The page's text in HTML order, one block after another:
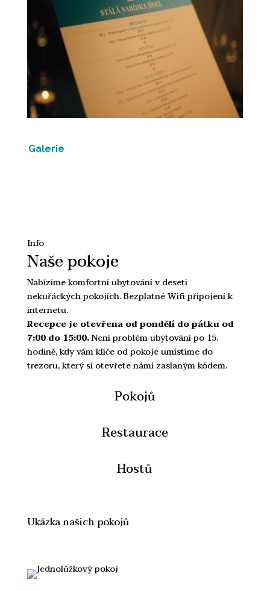
Galerie
Info
Naše pokoje
Nabízíme komfortní ubytování v deseti
nekuřáckých pokojích. Bezplatné Wifi připojení k
internetu.
Recepce je otevřena od pondělí do pátku od
7:00 do 15:00.Není problém ubytování po 15.
hodině, kdy vám klíče od pokoje umístíme do
trezoru, který si otevřete námi zaslaným kódem.
Pokojů
Restaurace
Hostů
Ukázka našich pokojů